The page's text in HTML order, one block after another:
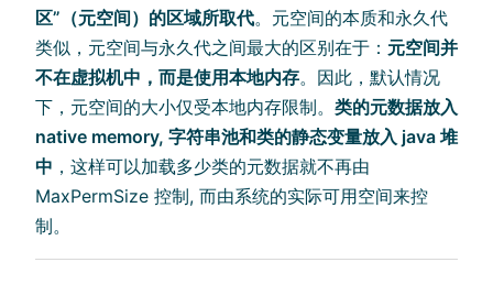
区”（元空间）的区域所取代。元空间的本质和永久代
类似，元空间与永久代之间最大的区别在于： 元空间并
不在虚拟机中，而是使用本地内存。因此，默认情况
下，元空间的大小仅受本地内存限制。 类的元数据放入
native memory, 字符串池和类的静态变量放入 java 堆
中 ，这样可以加载多少类的元数据就不再由
MaxPermSize 控制, 而由系统的实际可用空间来控
制。